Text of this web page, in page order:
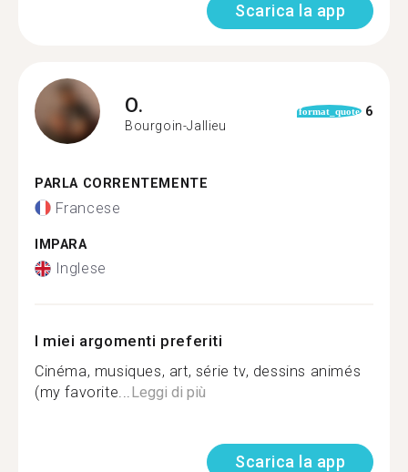
Scarica la app
O.
Bourgoin-Jallieu
format_quote 6
PARLA CORRENTEMENTE
Francese
IMPARA
Inglese
I miei argomenti preferiti
Cinéma, musiques, art, série tv, dessins animés
(my favorite...Leggi di più
Scarica la app